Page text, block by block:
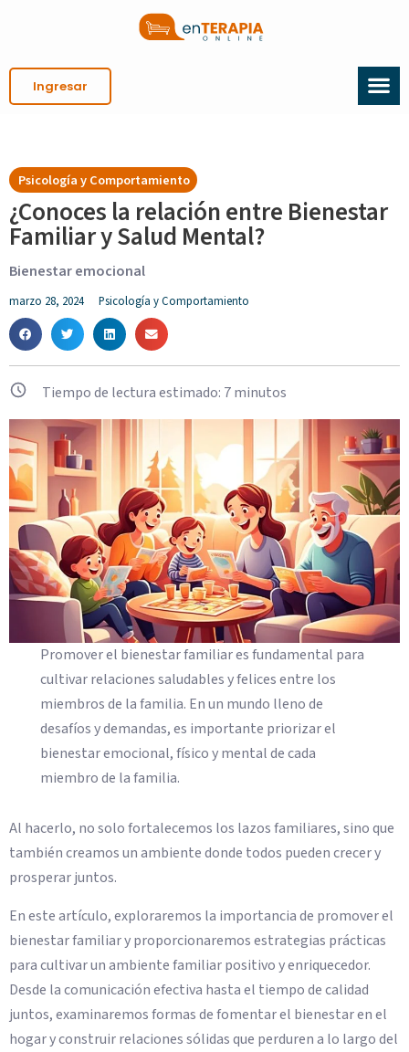
Ingresar
Psicología y Comportamiento
¿Conoces la relación entre Bienestar
Familiar y Salud Mental?
Bienestar emocional
marzo 28, 2024 Psicología y Comportamiento
Tiempo de lectura estimado: 7minutos
Promover el bienestar familiar es fundamental para
cultivar relaciones saludables y felices entre los
miembros de la familia. En un mundo lleno de
desafíos y demandas, es importante priorizar el
bienestar emocional, físico y mental de cada
miembro de la familia.
Al hacerlo, no solo fortalecemos los lazos familiares, sino que
también creamos un ambiente donde todos pueden crecer y
prosperar juntos.
En este artículo, exploraremos la importancia de promover el
bienestar familiar y proporcionaremos estrategias prácticas
para cultivar un ambiente familiar positivo y enriquecedor.
Desde la comunicación efectiva hasta el tiempo de calidad
juntos, examinaremos formas de fomentar el bienestar en el
hogar y construir relaciones sólidas que perduren a lo largo del